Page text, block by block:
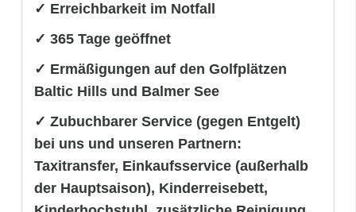
✓ Erreichbarkeit im Notfall
✓ 365 Tage geöffnet
✓ Ermäßigungen auf den Golfplätzen
Baltic Hills und Balmer See
✓ Zubuchbarer Service (gegen Entgelt)
bei uns und unseren Partnern:
Taxitransfer, Einkaufsservice (außerhalb
der Hauptsaison), Kinderreisebett,